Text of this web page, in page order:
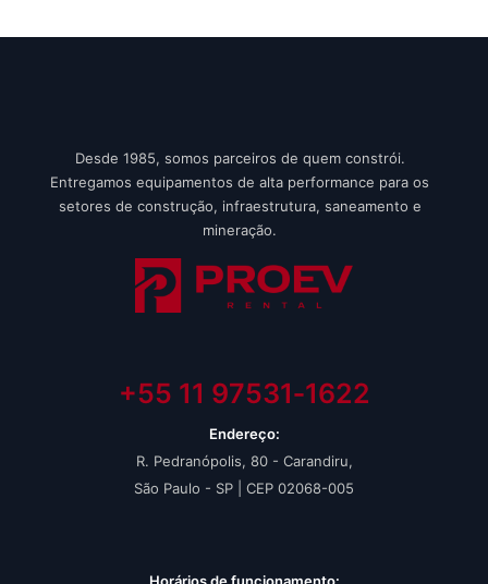
Desde 1985, somos parceiros de quem constrói.
Entregamos equipamentos de alta performance para os
setores de construção, infraestrutura, saneamento e
mineração.
+55 11 97531‑1622‬
Endereço:
R. Pedranópolis, 80 - Carandiru,
São Paulo - SP | CEP 02068-005